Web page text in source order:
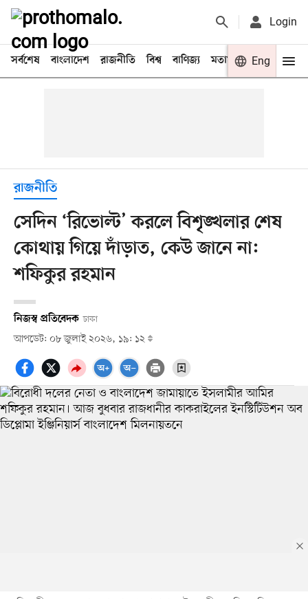
Login
সর্বশেষ বাংলাদেশ রাজনীতি বিশ্ব বাণিজ্য মতামত খেলা
Eng
রাজনীতি
সেদিন ‘রিভোল্ট’ করলে বিশৃঙ্খলার শেষ
কোথায় গিয়ে দাঁড়াত, কেউ জানে না:
শফিকুর রহমান
নিজস্ব প্রতিবেদক ঢাকা
আপডেট: ০৮ জুলাই ২০২৬, ১৯: ১২